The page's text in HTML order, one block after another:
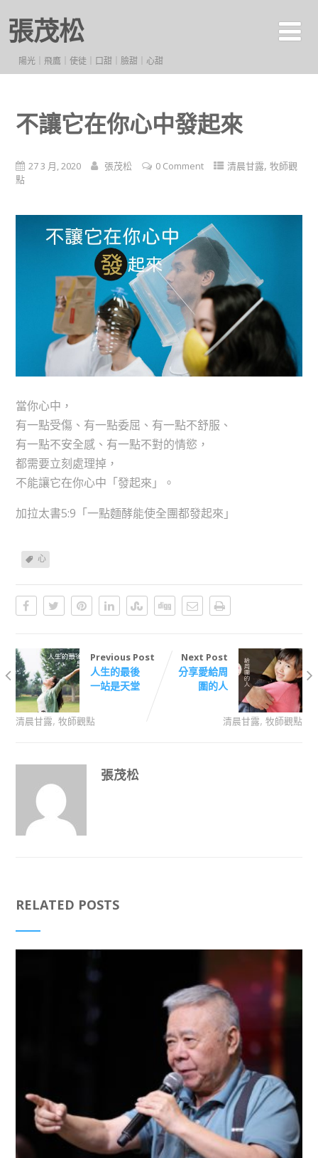
張茂松
陽光｜飛鷹｜使徒｜口甜｜臉甜｜心甜
不讓它在你心中發起來
27 3 月, 2020 張茂松 0 Comment 清晨甘露, 牧師觀
點
當你心中，
有一點受傷、有一點委屈、有一點不舒服、
有一點不安全感、有一點不對的情慾，
都需要立刻處理掉，
不能讓它在你心中「發起來」。
加拉太書5:9「一點麵酵能使全團都發起來」
心
Previous Post
人生的最後
一站是天堂
清晨甘露, 牧師觀點
Next Post
分享愛給周
圍的人
清晨甘露,牧師觀點
張茂松
RELATED POSTS